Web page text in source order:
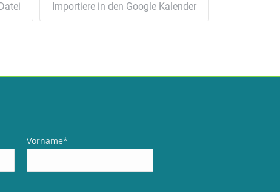
Importiere in den Google Kalender
Vorname*